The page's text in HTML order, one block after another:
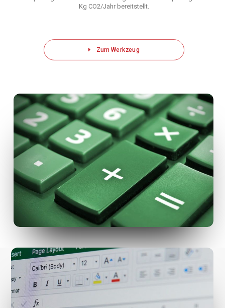
Kg CO2/Jahr bereitstellt.
Zum Werkzeug